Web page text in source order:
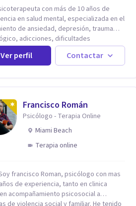
con más de 10 años de
en salud mental, especializada en el
de ansiedad, depresión, trauma
adicciones, dificultades
y efectos de experiencias
adversas. Ofrezco un espacio
seguro, confidencial y
regulación emocional y
un enfoque
que combina psicoanálisis, terapia
y de trauma, psicología corporal,
Based Therapy (MBT),
y respiración neurodinámica,
interculturales, ecopsicología y el
simbólico con el inconsciente,
que cada proceso terapéutico es
Ver perfil Contactar
Francisco Román
Psicólogo - Terapia Online
Miami Beach
Terapia online
francisco Roman, psicólogo con mas
de experiencia, tanto en clinica
acompañamiento psicosocial a
de violencia social y familiar. He tenido